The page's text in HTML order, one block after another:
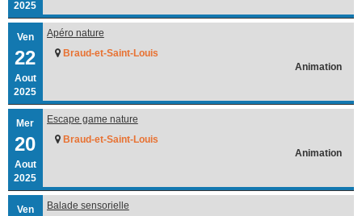
2025
Ven
22
Aout
2025
Apéro nature
Braud-et-Saint-Louis
Animation
Mer
20
Aout
2025
Escape game nature
Braud-et-Saint-Louis
Animation
Ven
Balade sensorielle